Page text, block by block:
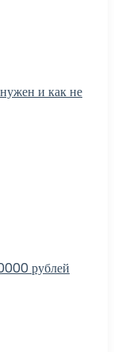
и как не
рублей